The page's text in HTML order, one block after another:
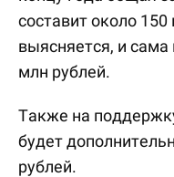
составит около
выясняется, и
млн рублей.
Также на
будет
рублей.